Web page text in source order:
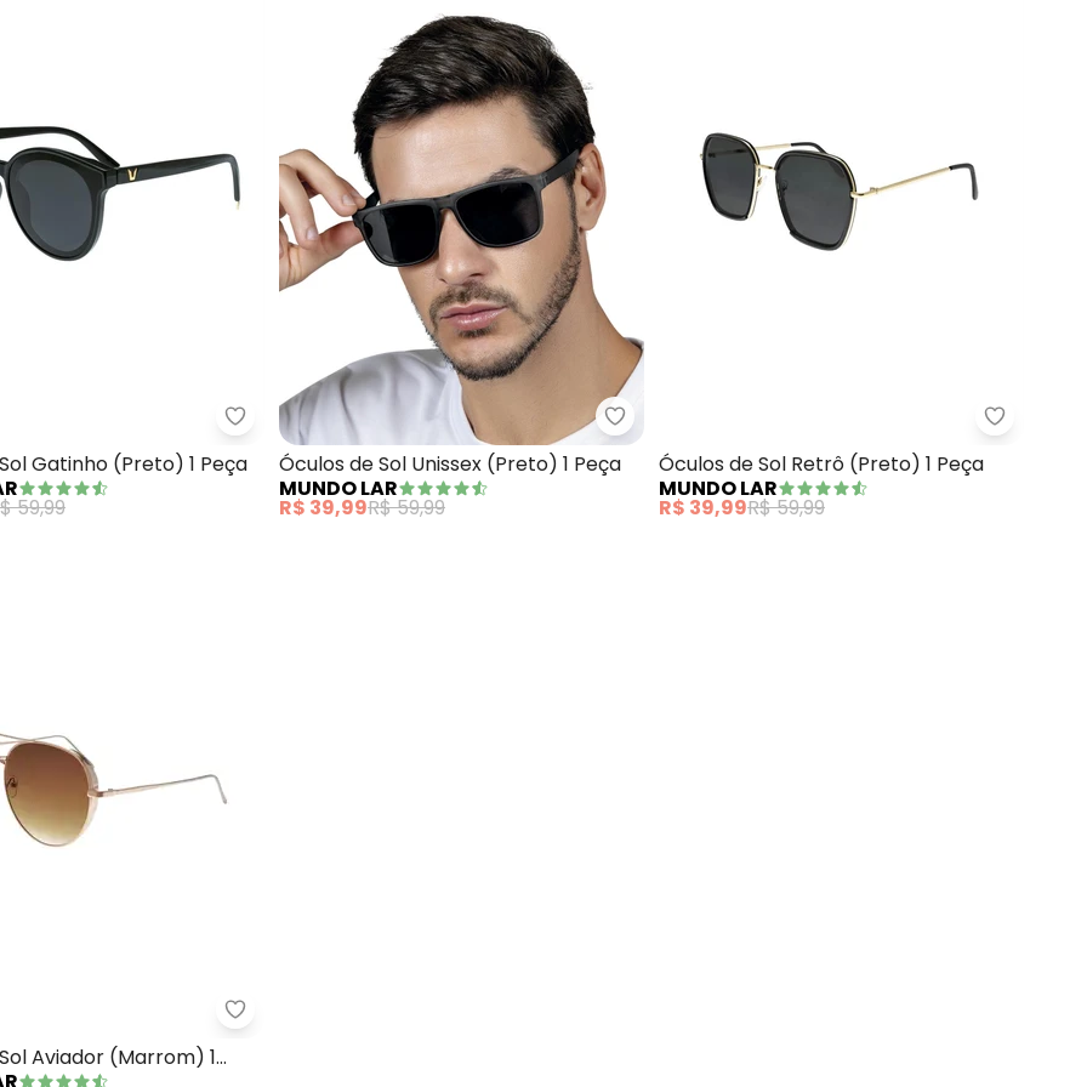
de Sol Gatinho (Preto) 1 PeçaMundo Lar - Óculos de Sol Gatinho (Preto) 1 Peça
Gatinho (Preto) 1 Peça
59,99
Mundo Lar - Óculos de Sol Unissex (Preto) 1 Peça
Óculos de Sol Unissex (Preto) 1 Peça
MUNDO LAR
R$ 39,99R$ 59,99
Mundo
Óculos de Sol Retrô (Preto) 1 Peça
MUNDO LAR
R$ 39,99R$ 59,99
de Sol Gatinho (Onça) 1 PeçaMundo Lar - Óculos de Sol Aviador (Marrom) 1 Peça
Aviador (Marrom) 1